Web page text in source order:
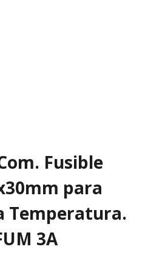
Fusible
para
Temperatura.
3A